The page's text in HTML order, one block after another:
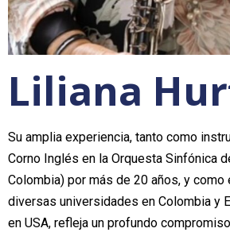
Liliana
Su amplia experiencia, tanto como
Corno Inglés en la Orquesta Sinfónica
Colombia) por más de 20 años, y como
diversas universidades en Colombia y
en USA, refleja un profundo